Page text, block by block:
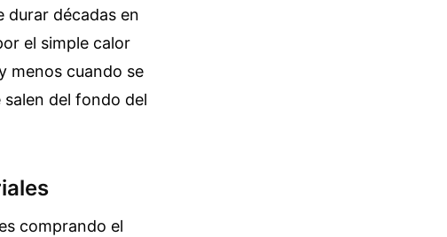
durar décadas en
el simple calor
menos cuando se
del fondo del
comprando el